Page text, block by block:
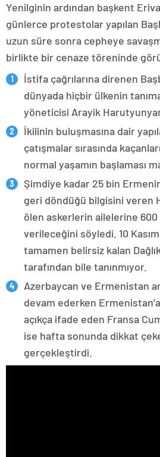
Yenilginin ardından başkent
günlerce protestolar yapılan
uzun süre sonra cepheye
birlikte bir cenaze töreninde
İstifa çağrılarına direnen
dünyada hiçbir ülkenin
yöneticisi Arayik
İkilinin buluşmasına dair
çatışmalar sırasında
normal yaşamın başlaması
Şimdiye kadar 25 bin
geri döndüğü bilgisini veren
ölen askerlerin ailelerine 600
verileceğini söyledi. 10
tamamen belirsiz kalan
tarafından bile tanınmıyor.
Azerbaycan ve Ermenistan
devam ederken
açıkça ifade eden Fransa
ise hafta sonunda dikkat
gerçekleştirdi.